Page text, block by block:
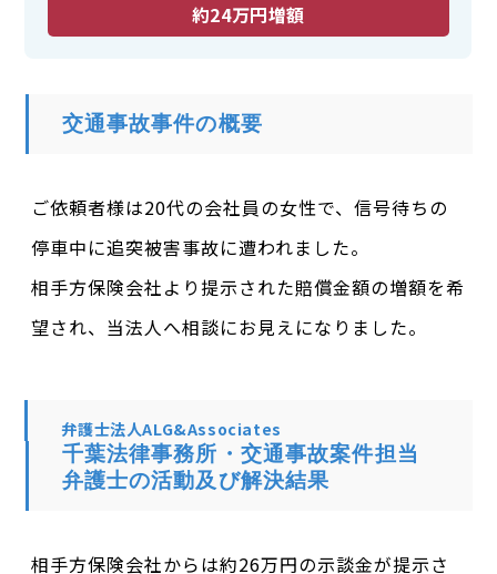
約24万円増額
交通事故事件の概要
ご依頼者様は20代の会社員の女性で、信号待ちの
停車中に追突被害事故に遭われました。
相手方保険会社より提示された賠償金額の増額を希
望され、当法人へ相談にお見えになりました。
弁護士法人ALG&Associates
千葉法律事務所・交通事故案件担当
弁護士の活動及び解決結果
相手方保険会社からは約26万円の示談金が提示さ